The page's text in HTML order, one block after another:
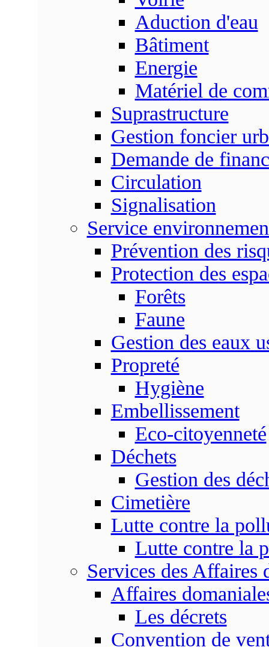
Aduction d'eau
Bâtiment
Energie
Matériel de
Suprastructure
Gestion foncier
Demande de
Circulation
Signalisation
Service
Prévention des
Protection des
Forêts
Faune
Gestion des eaux
Propreté
Hygiène
Embellissement
Eco-citoyenneté
Déchets
Gestion des
Cimetière
Lutte contre la
Lutte contre la
Services des Affaires
Affaires
Les décrets
Convention de